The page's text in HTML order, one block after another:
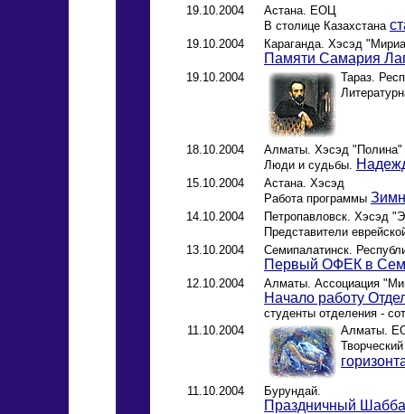
19.10.2004
Астана. ЕОЦ
В столице Казахстана
19.10.2004 Караганда. Хэсэд
Памяти Самария
19.10.2004
Тараз.
18.10.2004
Алматы. Хэсэд "Полина"
Люди и судьбы.
15.10.2004
Астана. Хэсэд
Работа программы
14.10.2004
Петропавловск. Хэсэд
Представители
13.10.2004
Семипалатинск.
Первый ОФЕК в
12.10.2004 Алматы. Ассоциация
Начало работу
студенты отделения -
11.10.2004
Алматы.
11.10.2004 Бурундай.
Праздничный